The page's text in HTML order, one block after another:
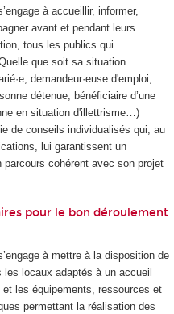
à accueillir, informer,
avant et pendant leurs
tous les publics qui
que soit sa situation
demandeur·euse d'emploi,
détenue, bénéficiaire d’une
en situation d'illettrisme…)
de conseils individualisés qui, au
lui garantissent un
cohérent avec son projet
pour le bon déroulement
à mettre à la disposition de
les locaux adaptés à un accueil
les équipements, ressources et
permettant la réalisation des